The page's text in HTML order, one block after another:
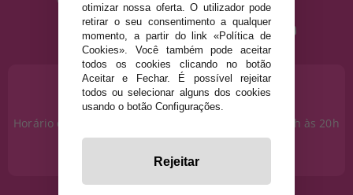
PRECISA DE AJUDA?
915 793 695
Horário de segunda a sexta das 10h às 14h e das 17h às 20h
info@disfracestuyyo.pt
otimizar nossa oferta. O utilizador pode
retirar o seu consentimento a qualquer
momento, a partir do link «Política de
Cookies». Você também pode aceitar
todos os cookies clicando no botão
Aceitar e Fechar. É possível rejeitar
todos ou selecionar alguns dos cookies
usando o botão Configurações.
Rejeitar